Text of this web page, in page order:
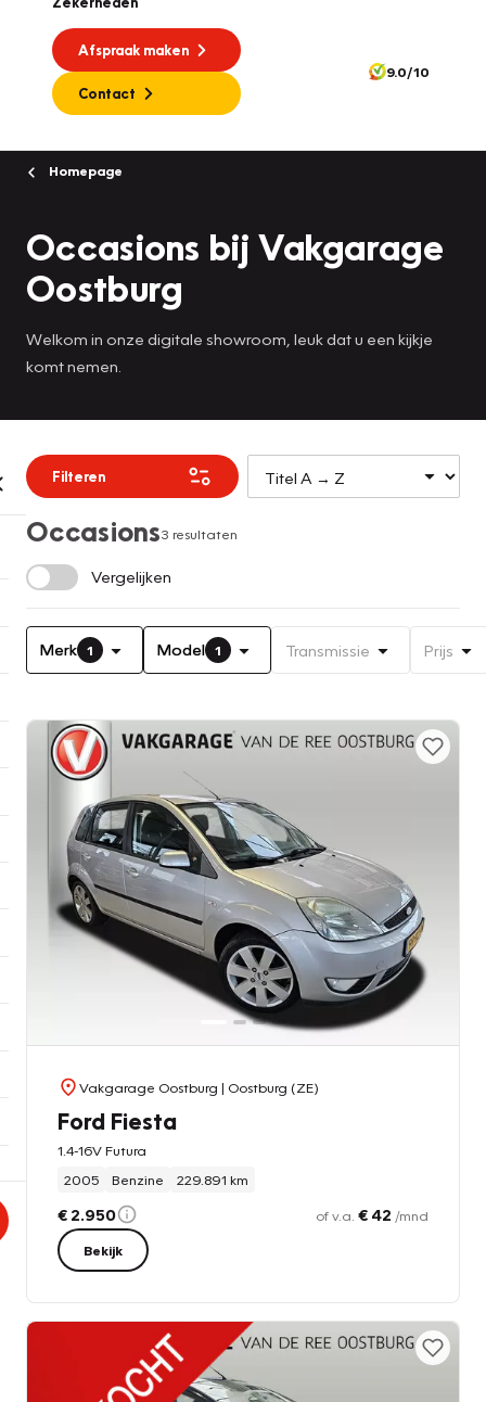
Afspraak maken
Contact
9.0/10
Homepage
Occasions bij Vakgarage
Oostburg
Welkom in onze digitale showroom, leuk dat u een kijkje
komt nemen.
Filteren
Occasions3 resultaten
Vergelijken
Merk 1 Model 1 Transmissie Prijs
Vakgarage Oostburg | Oostburg (ZE)
Ford Fiesta
1.4-16V Futura
2005
Benzine 229.891 km
€ 2.950 of v.a. € 42 /mnd
Bekijk